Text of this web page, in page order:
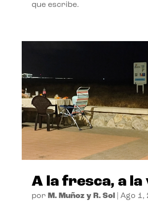
que escribe.
A la fresca, a la
por M. Muñoz y R. Sol| Ago 1,